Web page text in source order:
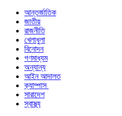
আন্তর্জাতিক
জাতীয়
রাজনীতি
খেলাধুলা
বিনোদন
গণমাধ্যম
অন্যান্য
আইন আদালত
ক্যাম্পাস
সারাদেশ
স্বাস্থ্য